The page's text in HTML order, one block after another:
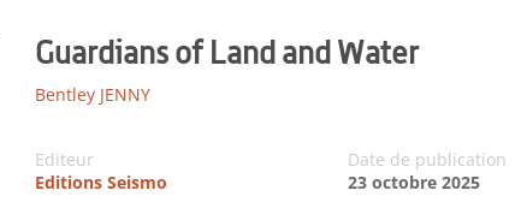
Guardians of Land and Water
Bentley JENNY
Editeur
Editions Seismo
Date de publication
23 octobre 2025